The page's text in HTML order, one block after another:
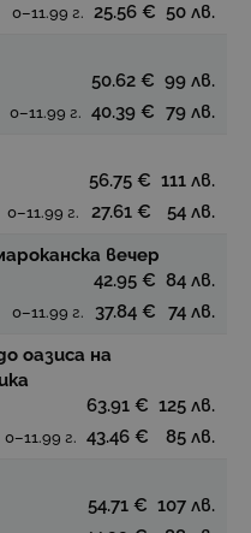
0–11.99 г. 25.56 € 50 лв.
50.62 € 99 лв.
0–11.99 г. 40.39 € 79 лв.
56.75 € 111 лв.
0–11.99 г. 27.61 €
54 лв.
вечер
42.95 € 84 лв.
0–11.99 г. 37.84 €
74 лв.
оазиса на
63.91 € 125 лв.
0–11.99 г. 43.46 €
85 лв.
54.71 € 107 лв.